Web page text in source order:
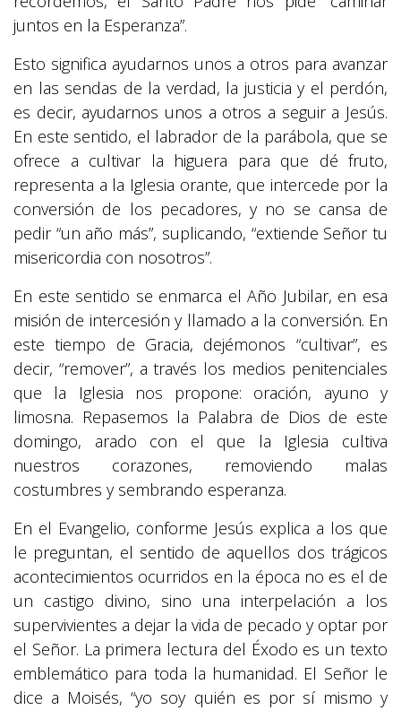
juntos en la Esperanza”.
Esto significa ayudarnos unos a otros para avanzar
en las sendas de la verdad, la justicia y el perdón,
es decir, ayudarnos unos a otros a seguir a Jesús.
En este sentido, el labrador de la parábola, que se
ofrece a cultivar la higuera para que dé fruto,
representa a la Iglesia orante, que intercede por la
conversión de los pecadores, y no se cansa de
pedir “un año más”, suplicando, “extiende Señor tu
misericordia con nosotros”.
En este sentido se enmarca el Año Jubilar, en esa
misión de intercesión y llamado a la conversión. En
este tiempo de Gracia, dejémonos “cultivar”, es
decir, “remover”, a través los medios penitenciales
que la Iglesia nos propone: oración, ayuno y
limosna. Repasemos la Palabra de Dios de este
domingo, arado con el que la Iglesia cultiva
nuestros corazones, removiendo malas
costumbres y sembrando esperanza.
En el Evangelio, conforme Jesús explica a los que
le preguntan, el sentido de aquellos dos trágicos
acontecimientos ocurridos en la época no es el de
un castigo divino, sino una interpelación a los
supervivientes a dejar la vida de pecado y optar por
el Señor. La primera lectura del Éxodo es un texto
emblemático para toda la humanidad. El Señor le
dice a Moisés, “yo soy quién es por sí mismo y